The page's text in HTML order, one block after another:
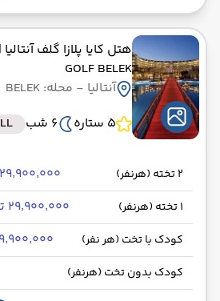
هتل کایا پلازا گلف آنتالیا
GOLF BELEK
آنتالیا - محله: BELEK
5 ستاره
6 شب
2 تخته (هرنفر) ۲۹٬۹۰۰٬۰۰۰ تومان + ۱٬۷۳۱ دلار
1 تخته (هرنفر) ۲۹٬۹۰۰٬۰۰۰ تومان + ۳٬۳۸۷ دلار
کودک با تخت (هر نفر) ۲۹٬۹۰۰٬۰۰۰ تومان + ۶۲۷
کودک بدون تخت (هرنفر)